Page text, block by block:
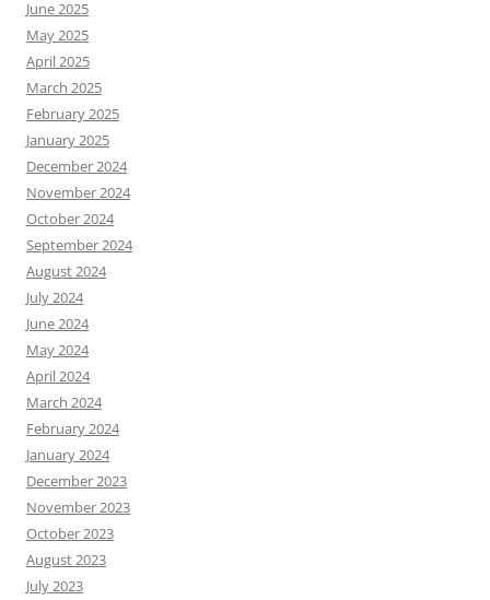
June 2025
May 2025
April 2025
March 2025
February 2025
January 2025
December 2024
November 2024
October 2024
September 2024
August 2024
July 2024
June 2024
May 2024
April 2024
March 2024
February 2024
January 2024
December 2023
November 2023
October 2023
August 2023
July 2023